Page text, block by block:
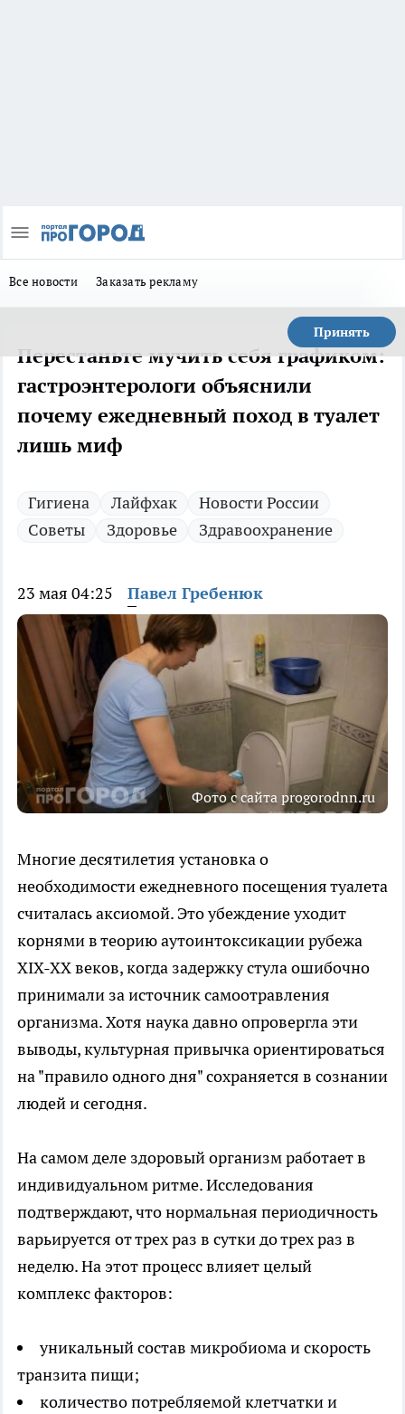
Все новости Заказать рекламу
Принять
Перестаньте мучить себя графиком:
гастроэнтерологи объяснили
почему ежедневный поход в туалет
лишь миф
Гигиена Лайфхак
Новости России
Советы
Здоровье Здравоохранение
23 мая 04:25 Павел Гребенюк
Фото с сайта progorodnn.ru
Многие десятилетия установка о
необходимости ежедневного посещения туалета
считалась аксиомой. Это убеждение уходит
корнями в теорию аутоинтоксикации рубежа
XIX-XX веков, когда задержку стула ошибочно
принимали за источник самоотравления
организма. Хотя наука давно опровергла эти
выводы, культурная привычка ориентироваться
на "правило одного дня" сохраняется в сознании
людей и сегодня.
На самом деле здоровый организм работает в
индивидуальном ритме. Исследования
подтверждают, что нормальная периодичность
варьируется от трех раз в сутки до трех раз в
неделю. На этот процесс влияет целый
комплекс факторов:
уникальный состав микробиома и скорость
транзита пищи;
количество потребляемой клетчатки и